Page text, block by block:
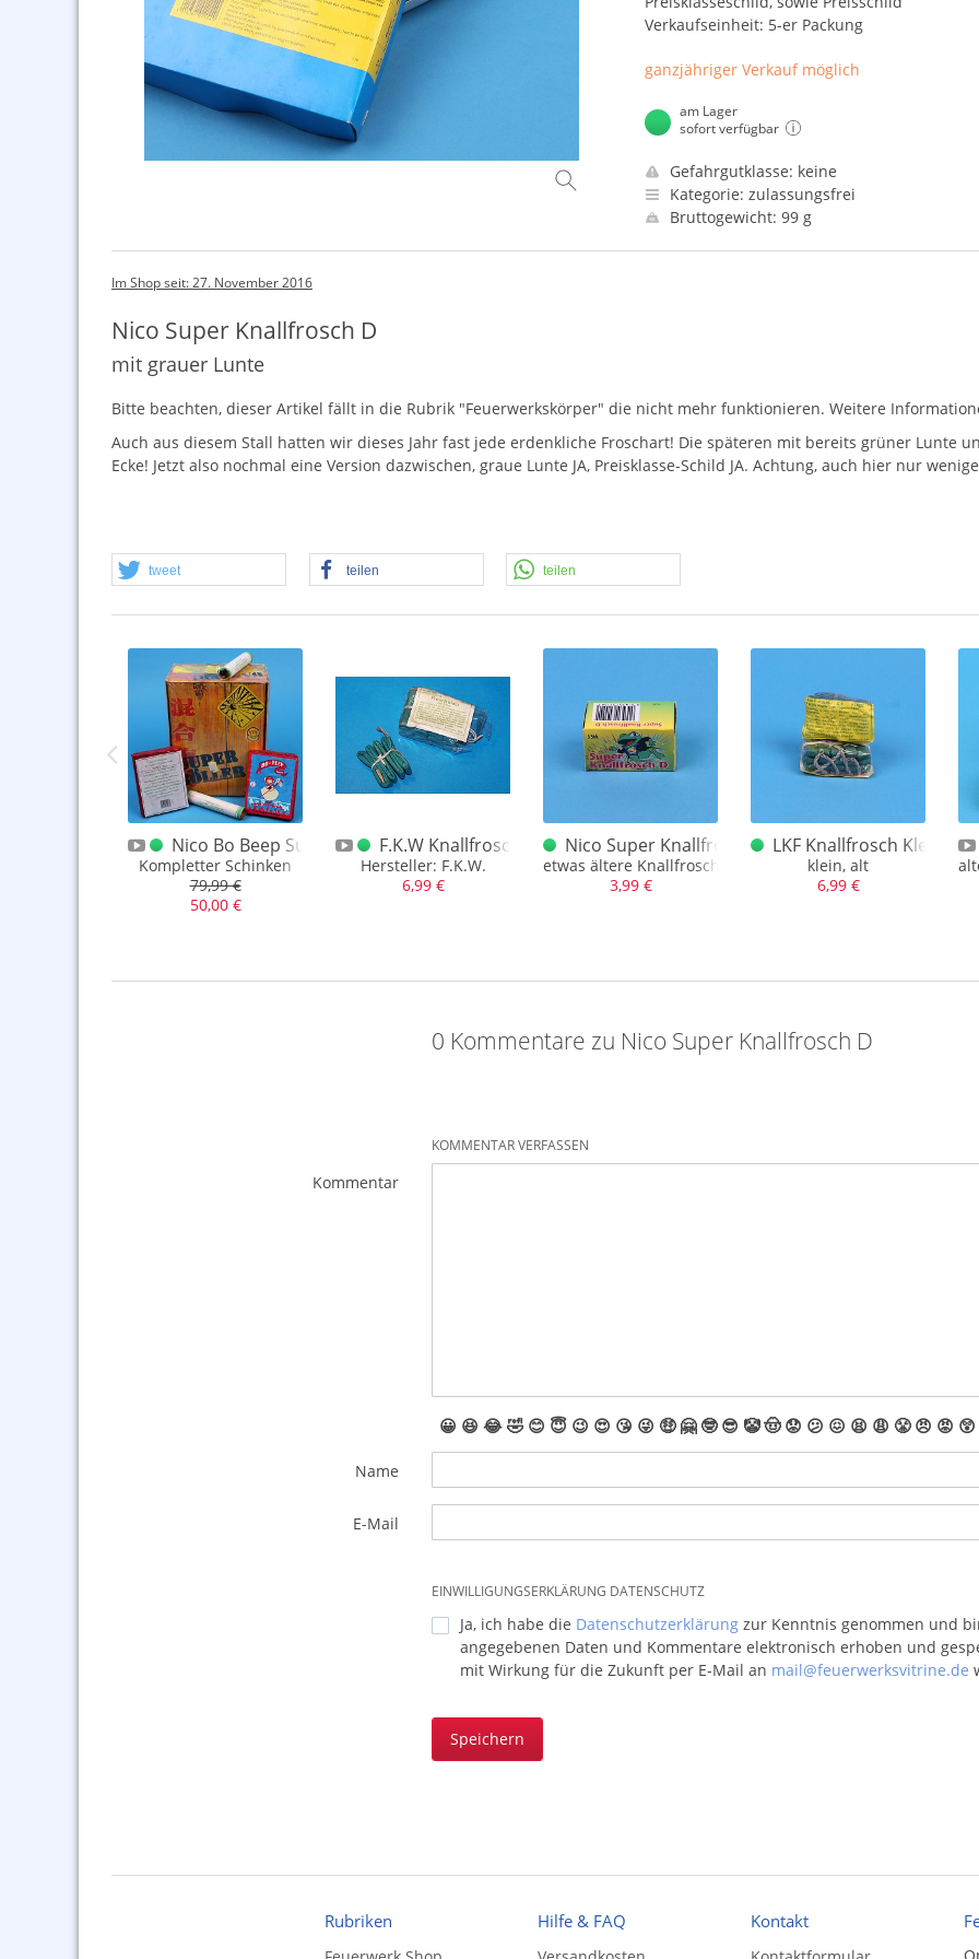
Verkaufseinheit: 5-er Packung
ganzjähriger Verkauf möglich
am Lager
sofort verfügbar
Gefahrgutklasse: keine
Kategorie: zulassungsfrei
Bruttogewicht: 99 g
Im Shop seit: 27. November 2016
Nico Super Knallfrosch D
mit grauer Lunte
Bitte beachten, dieser Artikel fällt in die Rubrik "Feuerwerkskörper" die nicht mehr funktionieren. Weitere
Auch aus diesem Stall hatten wir dieses Jahr fast jede erdenkliche Froschart! Die späteren mit bereits grüner Lunte
Ecke! Jetzt also nochmal eine Version dazwischen, graue Lunte JA, Preisklasse-Schild JA. Achtung, auch hier nur
tweet teilen teilen
D 5-er grüne LunteNico Bo Beep Super Böller l Schinken hellblaue
Kompletter Schinken
79,99 €
50,00 €
F.K.W Knallfrosch "klein"
Hersteller: F.K.W.
6,99 €
Nico Super Knallfrosch D
etwas ältere Knallfrosche D, grüne Lunte
3,99 €
LKF Knallfrosch Klein
klein, alt
6,99 €
0 Kommentare zu Nico Super Knallfrosch D
KOMMENTAR VERFASSEN
Kommentar
😀 😆 😂🤣 😊 😇 😉 😍 😘 😜 🤑 🤗 🤓 😎 🤡🤠 😟 😕 😖 😫 😩 😤 😠 😡 😲
Name
E-Mail
EINWILLIGUNGSERKLÄRUNG DATENSCHUTZ
Ja, ich habe die Datenschutzerklärungzur Kenntnis genommen und
angegebenen Daten und Kommentare elektronisch erhoben und
mit Wirkung für die Zukunft per E-Mail an mail@feuerwerksvitrine.de
Speichern
Rubriken Hilfe & FAQ Kontakt